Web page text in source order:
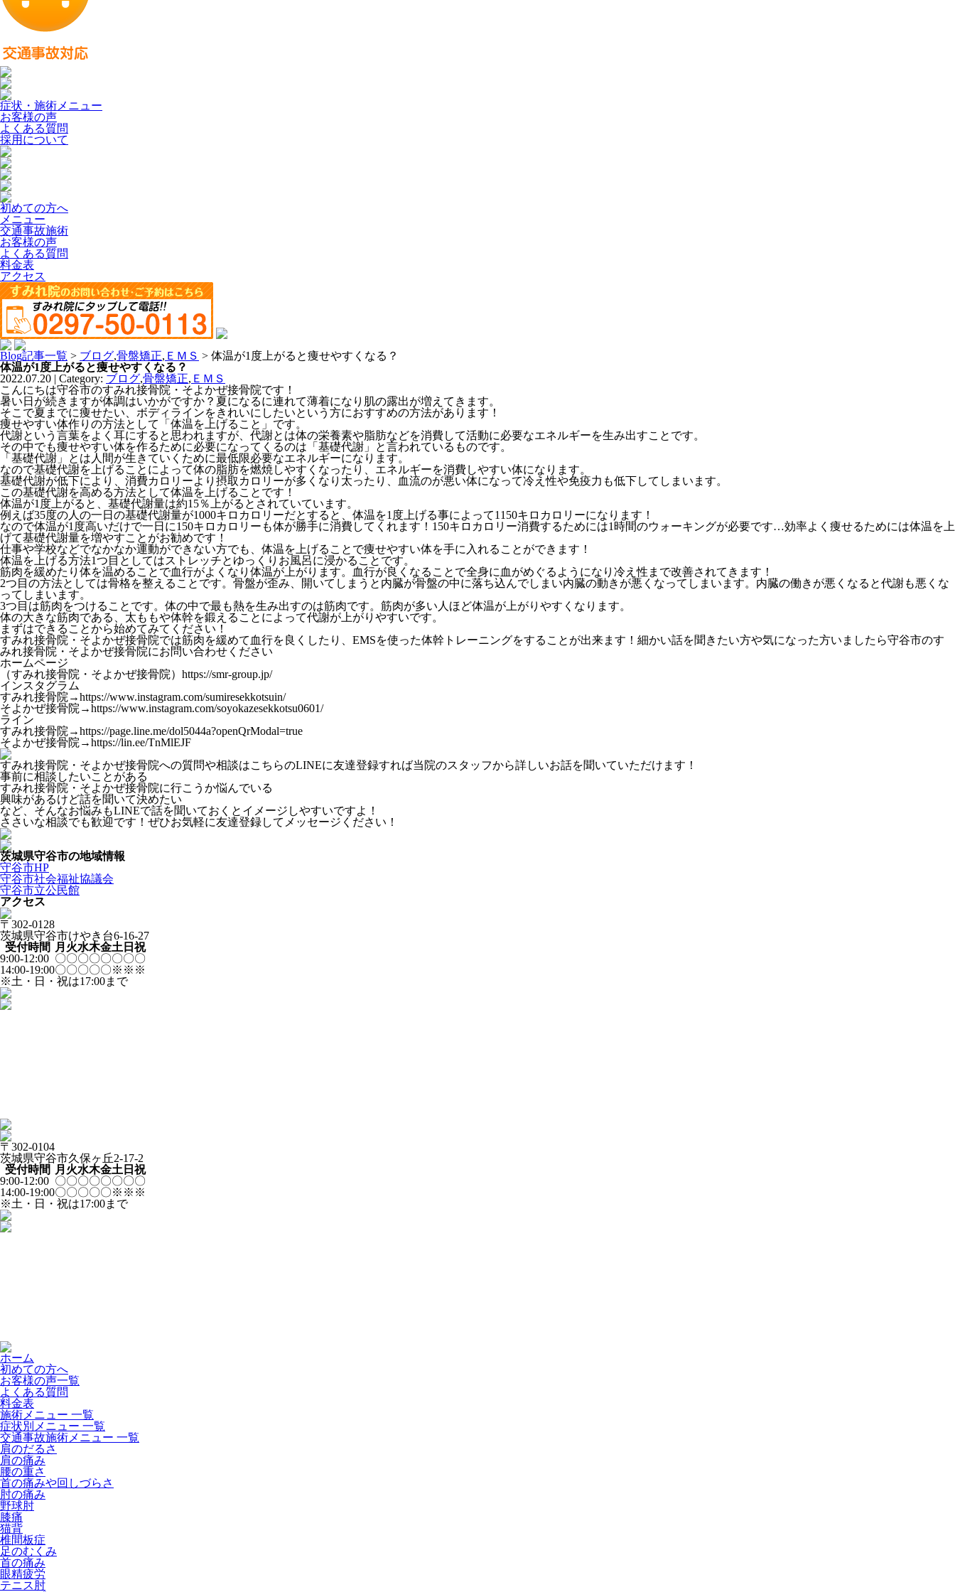
症状・施術メニュー
お客様の声
よくある質問
採用について
初めての方へ
メニュー
交通事故施術
お客様の声
よくある質問
料金表
アクセス
Blog記事一覧 > ブログ,骨盤矯正, ＥＭＳ > 体温が1度上がると痩せやすくなる？
体温が1度上がると痩せやすくなる？
2022.07.20 | Category: ブログ,骨盤矯正, ＥＭＳ
こんにちは守谷市のすみれ接骨院・そよかぜ接骨院です！
暑い日が続きますが体調はいかがですか？夏になるに連れて薄着になり肌の露出が増えてきます。
そこで夏までに痩せたい、ボディラインをきれいにしたいという方におすすめの方法があります！
痩せやすい体作りの方法として「体温を上げること」です。
代謝という言葉をよく耳にすると思われますが、代謝とは体の栄養素や脂肪などを消費して活動に必要なエネルギーを生み出すことです。
その中でも痩せやすい体を作るために必要になってくるのは「基礎代謝」と言われているものです。
「基礎代謝」とは人間が生きていくために最低限必要なエネルギーになります。
なので基礎代謝を上げることによって体の脂肪を燃焼しやすくなったり、エネルギーを消費しやすい体になります。
基礎代謝が低下により、消費カロリーより摂取カロリーが多くなり太ったり、血流のが悪い体になって冷え性や免疫力も低下してしまいます。
この基礎代謝を高める方法として体温を上げることです！
体温が1度上がると、基礎代謝量は約15％上がるとされていています。
例えば35度の人の一日の基礎代謝量が1000キロカロリーだとすると、体温を1度上げる事によって1150キロカロリーになります！
なので体温が1度高いだけで一日に150キロカロリーも体が勝手に消費してくれます！150キロカロリー消費するためには1時間のウォーキングが必要です…効率よく痩せるためには体温を上
げて基礎代謝量を増やすことがお勧めです！
仕事や学校などでなかなか運動ができない方でも、体温を上げることで痩せやすい体を手に入れることができます！
体温を上げる方法1つ目としてはストレッチとゆっくりお風呂に浸かることです。
筋肉を緩めたり体を温めることで血行がよくなり体温が上がります。血行が良くなることで全身に血がめぐるようになり冷え性まで改善されてきます！
2つ目の方法としては骨格を整えることです。骨盤が歪み、開いてしまうと内臓が骨盤の中に落ち込んでしまい内臓の動きが悪くなってしまいます。内臓の働きが悪くなると代謝も悪くな
ってしまいます。
3つ目は筋肉をつけることです。体の中で最も熱を生み出すのは筋肉です。筋肉が多い人ほど体温が上がりやすくなります。
体の大きな筋肉である、太ももや体幹を鍛えることによって代謝が上がりやすいです。
まずはできることから始めてみてください！
すみれ接骨院・そよかぜ接骨院では筋肉を緩めて血行を良くしたり、EMSを使った体幹トレーニングをすることが出来ます！細かい話を聞きたい方や気になった方いましたら守谷市のす
みれ接骨院・そよかぜ接骨院にお問い合わせください
ホームページ
（すみれ接骨院・そよかぜ接骨院）https://smr-group.jp/
インスタグラム
すみれ接骨院→https://www.instagram.com/sumiresekkotsuin/
そよかぜ接骨院→https://www.instagram.com/soyokazesekkotsu0601/
ライン
すみれ接骨院→https://page.line.me/dol5044a?openQrModal=true
そよかぜ接骨院→https://lin.ee/TnMlEJF
すみれ接骨院・そよかぜ接骨院への質問や相談はこちらのLINEに友達登録すれば当院のスタッフから詳しいお話を聞いていただけます！
事前に相談したいことがある
すみれ接骨院・そよかぜ接骨院に行こうか悩んでいる
興味があるけど話を聞いて決めたい
など、そんなお悩みもLINEで話を聞いておくとイメージしやすいですよ！
ささいな相談でも歓迎です！ぜひお気軽に友達登録してメッセージください！
茨城県守谷市の地域情報
守谷市HP
守谷市社会福祉協議会
守谷市立公民館
アクセス
〒302-0128
茨城県守谷市けやき台6-16-27
受付時間
月 火水木金土 日祝
9:00-12:00 〇〇〇〇〇〇〇〇
14:00-19:00〇〇〇〇〇※ ※ ※
※土・日・祝は17:00まで
〒302-0104
茨城県守谷市久保ヶ丘2-17-2
受付時間
月 火水木金土 日祝
9:00-12:00 〇〇〇〇〇〇〇〇
14:00-19:00〇〇〇〇〇※ ※ ※
※土・日・祝は17:00まで
ホーム
初めての方へ
お客様の声一覧
よくある質問
料金表
施術メニュー 一覧
症状別メニュー 一覧
交通事故施術メニュー 一覧
肩のだるさ
肩の痛み
腰の重さ
首の痛みや回しづらさ
肘の痛み
野球肘
膝痛
猫背
椎間板症
足のむくみ
首の痛み
眼精疲労
テニス肘